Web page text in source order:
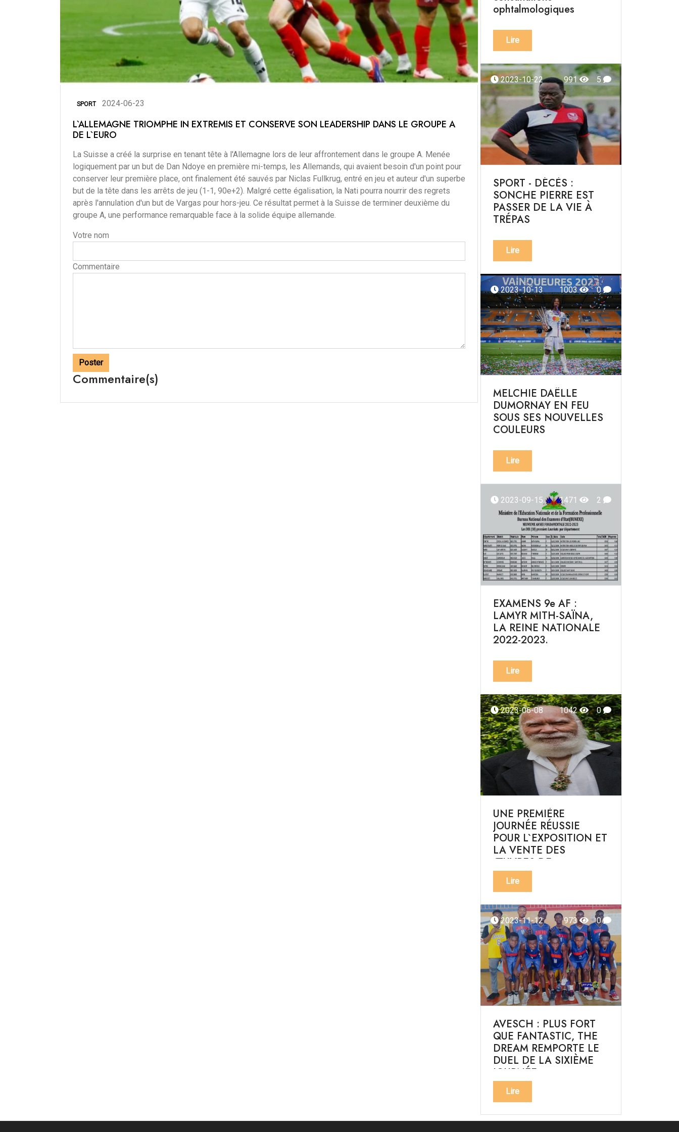
SPORT 2024-06-23
L`ALLEMAGNE TRIOMPHE IN EXTREMIS ET CONSERVE SON LEADERSHIP DANS LE GROUPE A
DE L`EURO
La Suisse a créé la surprise en tenant tête à l'Allemagne lors de leur affrontement dans le groupe A. Menée
logiquement par un but de Dan Ndoye en première mi-temps, les Allemands, qui avaient besoin d'un point pour
conserver leur première place, ont finalement été sauvés par Niclas Fullkrug, entré en jeu et auteur d'un superbe
but de la tête dans les arrêts de jeu (1-1, 90e+2). Malgré cette égalisation, la Nati pourra nourrir des regrets
après l'annulation d'un but de Vargas pour hors-jeu. Ce résultat permet à la Suisse de terminer deuxième du
groupe A, une performance remarquable face à la solide équipe allemande.
Votre nom
Commentaire
Poster
Commentaire(s)
ophtalmologiques
Lire
2023-10-22 991 5
SPORT - DÉCÈS :
SONCHE PIERRE EST
PASSER DE LA VIE À
TRÉPAS
Lire
2023-10-13 1003 0
MELCHIE DAËLLE
DUMORNAY EN FEU
SOUS SES NOUVELLES
COULEURS
Lire
2023-09-15 1471 2
EXAMENS 9e AF :
LAMYR MITH-SAÏNA,
LA REINE NATIONALE
2022-2023.
Lire
2023-06-08 1042 0
UNE PREMIÈRE
JOURNÉE RÉUSSIE
POUR L`EXPOSITION ET
LA VENTE DES
ŒUVRES DE
FRANKETIENNE
Lire
2023-11-12 973 0
AVESCH : PLUS FORT
QUE FANTASTIC, THE
DREAM REMPORTE LE
DUEL DE LA SIXIÈME
JOURNÉE
Lire